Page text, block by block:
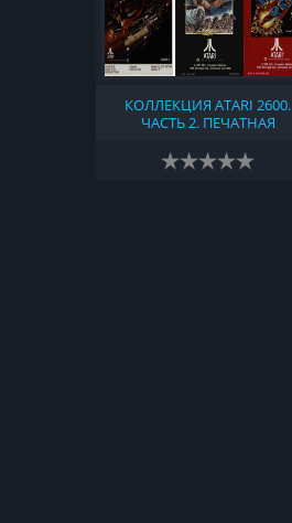
КОЛЛЕКЦИЯ ATARI 2600.
ЧАСТЬ 2. ПЕЧАТНАЯ
ПРИСТАВКОЙ АТАРИ 2600
(1977)